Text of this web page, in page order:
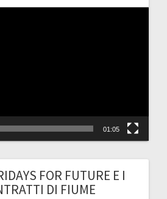
01:05
FOR FUTURE E I
DI FIUME